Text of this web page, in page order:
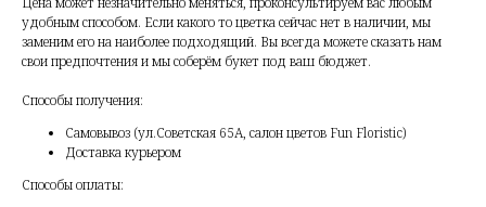
удобным способом. Если какого то цветка сейчас нет в наличии, мы
заменим его на наиболее подходящий. Вы всегда можете сказать нам
свои предпочтения и мы соберём букет под ваш бюджет.
Способы получения:
Самовывоз (ул.Советская 65А, салон цветов Fun Floristic)
Доставка курьером
Способы оплаты: